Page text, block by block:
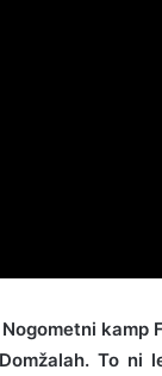
kamp
To ni